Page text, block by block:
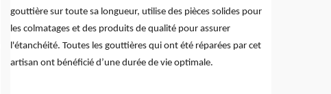
gouttière sur toute sa longueur, utilise des pièces solides pour
les colmatages et des produits de qualité pour assurer
l'étanchéité. Toutes les gouttières qui ont été réparées par cet
artisan ont bénéficié d’une durée de vie optimale.